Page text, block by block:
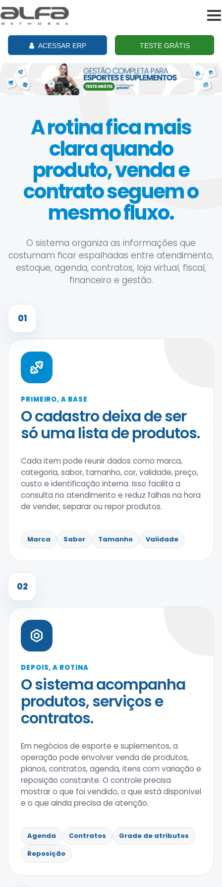
ACESSAR ERP TESTE GRÁTIS
A rotina fica mais
clara quando
produto, venda e
contrato seguem o
mesmo fluxo.
O sistema organiza as informações que
costumam ficar espalhadas entre atendimento,
estoque, agenda, contratos, loja virtual, fiscal,
financeiro e gestão.
01
PRIMEIRO, A BASE
O cadastro deixa de ser
só uma lista de produtos.
Cada item pode reunir dados como marca,
categoria, sabor, tamanho, cor, validade, preço,
custo e identificação interna. Isso facilita a
consulta no atendimento e reduz falhas na hora
de vender, separar ou repor produtos.
Marca Sabor Tamanho Validade
02
DEPOIS, A ROTINA
O sistema acompanha
produtos, serviços e
contratos.
Em negócios de esporte e suplementos, a
operação pode envolver venda de produtos,
planos, contratos, agenda, itens com variação e
reposição constante. O controle precisa
mostrar o que foi vendido, o que está disponível
e o que ainda precisa de atenção.
Agenda Contratos
Grade de atributos
Reposição